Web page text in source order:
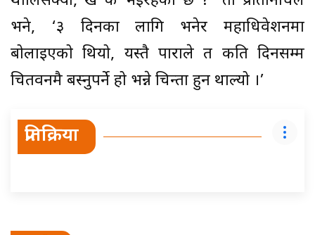
भने, ‘३ दिनका लागि भनेर महाधिवेशनमा
बोलाइएको थियो, यस्तै पाराले त कति दिनसम्म
चितवनमै बस्नुपर्ने हो भन्ने चिन्ता हुन थाल्यो ।’
प्रतिक्रिया